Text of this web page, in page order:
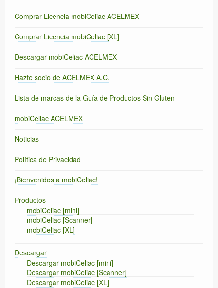
Comprar Licencia mobiCeliac ACELMEX
Comprar Licencia mobiCeliac [XL]
Descargar mobiCeliac ACELMEX
Hazte socio de ACELMEX A.C.
Lista de marcas de la Guía de Productos Sin Gluten
mobiCeliac ACELMEX
Noticias
Política de Privacidad
¡Bienvenidos a mobiCeliac!
Productos
mobiCeliac [mini]
mobiCeliac [Scanner]
mobiCeliac [XL]
Descargar
Descargar mobiCeliac [mini]
Descargar mobiCeliac [Scanner]
Descargar mobiCeliac [XL]